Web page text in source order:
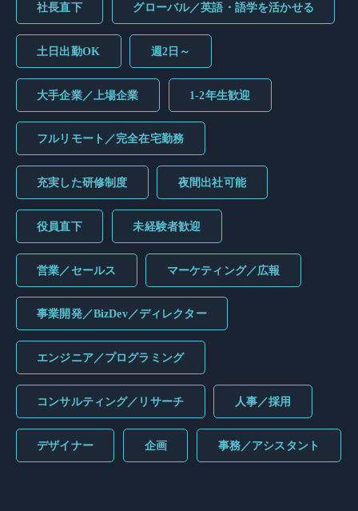
社長直下 グローバル／英語・語学を活かせる
土日出勤OK 週2日～
大手企業／上場企業 1-2年生歓迎
フルリモート／完全在宅勤務
充実した研修制度 夜間出社可能
役員直下 未経験者歓迎
営業／セールス マーケティング／広報
事業開発／BizDev／ディレクター
エンジニア／プログラミング
コンサルティング／リサーチ 人事／採用
デザイナー 企画 事務／アシスタント